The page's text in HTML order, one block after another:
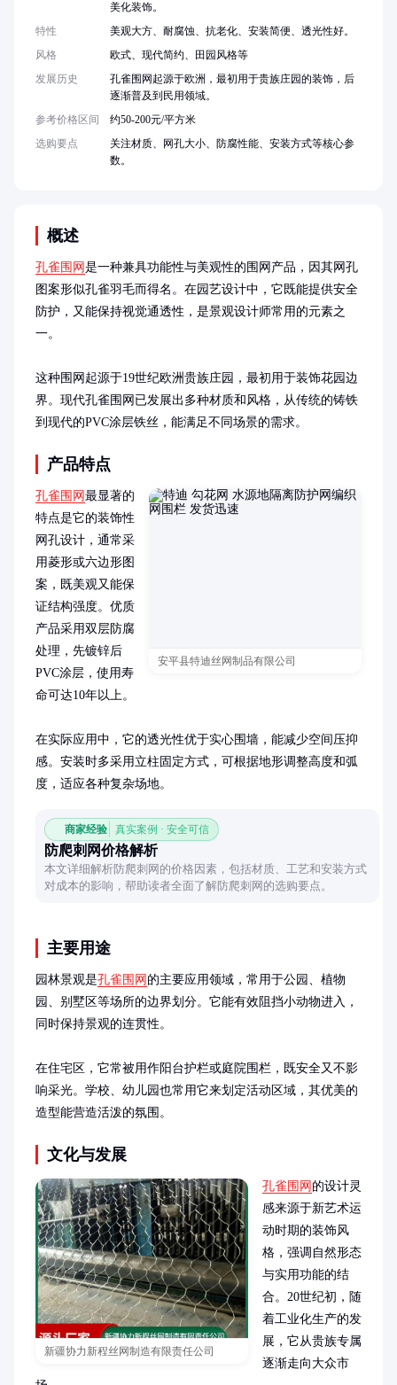
概述
孔雀围网 是一种兼具功能性与美观性的围网产品，因其网孔
图案形似孔雀羽毛而得名。在园艺设计中，它既能提供安全
防护，又能保持视觉通透性，是景观设计师常用的元素之
一。
这种围网起源于19世纪欧洲贵族庄园，最初用于装饰花园边
界。现代孔雀围网已发展出多种材质和风格，从传统的铸铁
到现代的PVC涂层铁丝，能满足不同场景的需求。
产品特点
安平县特迪丝网制品有限公司
孔雀围网 最显著的
特点是它的装饰性
网孔设计，通常采
用菱形或六边形图
案，既美观又能保
证结构强度。优质
产品采用双层防腐
处理，先镀锌后
PVC涂层，使用寿
命可达10年以上。
在实际应用中，它的透光性优于实心围墙，能减少空间压抑
感。安装时多采用立柱固定方式，可根据地形调整高度和弧
度，适应各种复杂场地。
商家经验 真实案例 · 安全可信
防爬刺网价格解析
本文详细解析防爬刺网的价格因素，包括材质、工艺和安装方式
对成本的影响，帮助读者全面了解防爬刺网的选购要点。
主要用途
园林景观是孔雀围网 的主要应用领域，常用于公园、植物
园、别墅区等场所的边界划分。它能有效阻挡小动物进入，
同时保持景观的连贯性。
在住宅区，它常被用作阳台护栏或庭院围栏，既安全又不影
响采光。学校、幼儿园也常用它来划定活动区域，其优美的
造型能营造活泼的氛围。
文化与发展
新疆协力新程丝网制造有限责任公司
孔雀围网 的设计灵
感来源于新艺术运
动时期的装饰风
格，强调自然形态
与实用功能的结
合。20世纪初，随
着工业化生产的发
展，它从贵族专属
逐渐走向大众市
美化装饰。
特性
美观大方、耐腐蚀、抗老化、安装简便、透光性好。
风格
欧式、现代简约、田园风格等
发展历史
孔雀围网起源于欧洲，最初用于贵族庄园的装饰，后
逐渐普及到民用领域。
参考价格区间
约50-200元/平方米
选购要点
关注材质、网孔大小、防腐性能、安装方式等核心参
数。